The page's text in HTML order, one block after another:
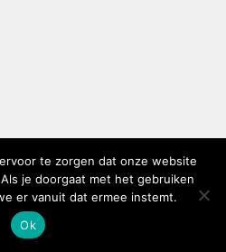
te zorgen dat onze website
je doorgaat met het gebruiken
er vanuit dat ermee instemt.
Ok